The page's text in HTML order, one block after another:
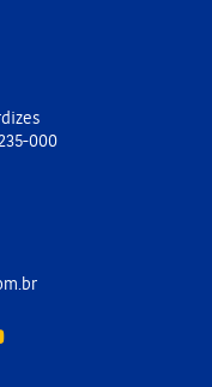
000